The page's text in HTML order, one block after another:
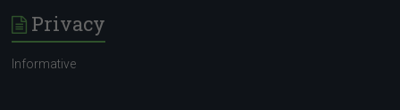
Privacy
Informative